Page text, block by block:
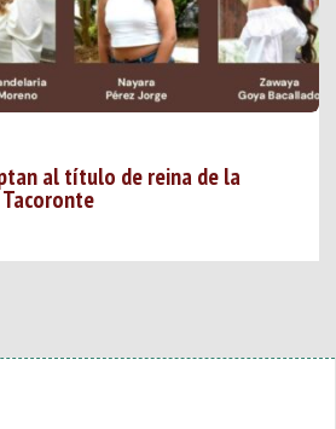
al título de reina de la
Tacoronte